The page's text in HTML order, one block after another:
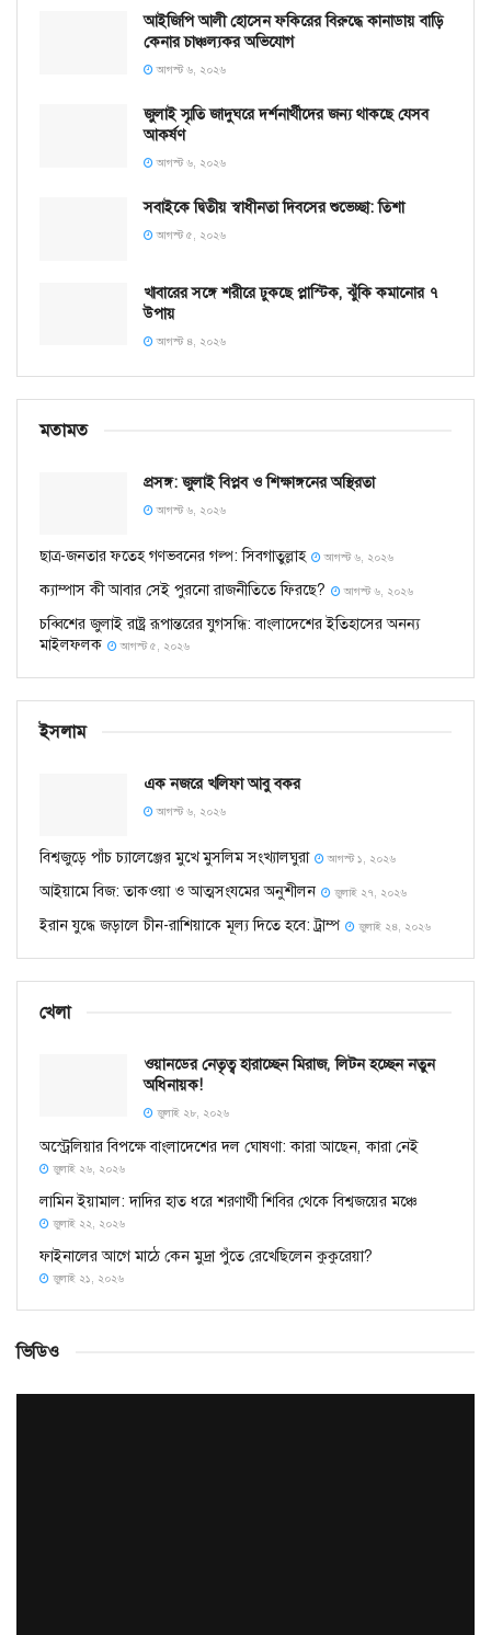
আইজিপি আলী হোসেন ফকিরের বিরুদ্ধে কানাডায় বাড়ি
কেনার চাঞ্চল্যকর অভিযোগ
আগস্ট ৬, ২০২৬
জুলাই স্মৃতি জাদুঘরে দর্শনার্থীদের জন্য থাকছে যেসব
আকর্ষণ
আগস্ট ৬, ২০২৬
সবাইকে দ্বিতীয় স্বাধীনতা দিবসের শুভেচ্ছা: তিশা
আগস্ট ৫, ২০২৬
খাবারের সঙ্গে শরীরে ঢুকছে প্লাস্টিক, ঝুঁকি কমানোর ৭
উপায়
আগস্ট ৪, ২০২৬
মতামত
প্রসঙ্গ: জুলাই বিপ্লব ও শিক্ষাঙ্গনের অস্থিরতা
আগস্ট ৬, ২০২৬
ছাত্র-জনতার ফতেহ গণভবনের গল্প: সিবগাতুল্লাহ আগস্ট ৬, ২০২৬
ক্যাম্পাস কী আবার সেই পুরনো রাজনীতিতে ফিরছে? আগস্ট ৬, ২০২৬
চব্বিশের জুলাই রাষ্ট্র রূপান্তরের যুগসন্ধি: বাংলাদেশের ইতিহাসের অনন্য
মাইলফলক
আগস্ট ৫, ২০২৬
ইসলাম
এক নজরে খলিফা আবু বকর
আগস্ট ৬, ২০২৬
বিশ্বজুড়ে পাঁচ চ্যালেঞ্জের মুখে মুসলিম সংখ্যালঘুরা আগস্ট ১, ২০২৬
আইয়ামে বিজ: তাকওয়া ও আত্মসংযমের অনুশীলন জুলাই ২৭, ২০২৬
ইরান যুদ্ধে জড়ালে চীন-রাশিয়াকে মূল্য দিতে হবে: ট্রাম্প জুলাই ২৪, ২০২৬
খেলা
ওয়ানডের নেতৃত্ব হারাচ্ছেন মিরাজ, লিটন হচ্ছেন নতুন
অধিনায়ক!
জুলাই ২৮, ২০২৬
অস্ট্রেলিয়ার বিপক্ষে বাংলাদেশের দল ঘোষণা: কারা আছেন, কারা নেই
জুলাই ২৬, ২০২৬
লামিন ইয়ামাল: দাদির হাত ধরে শরণার্থী শিবির থেকে বিশ্বজয়ের মঞ্চে
জুলাই ২২, ২০২৬
ফাইনালের আগে মাঠে কেন মুদ্রা পুঁতে রেখেছিলেন কুকুরেয়া?
জুলাই ২১, ২০২৬
ভিডিও